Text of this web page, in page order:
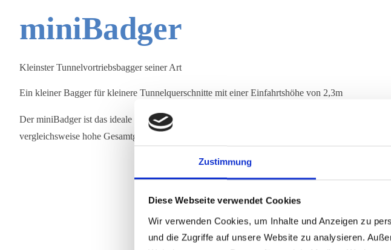
Zustimmung
Diese Webseite verwendet Cookies
Wir verwenden Cookies, um Inhalte und Anzeigen zu
und die Zugriffe auf unsere Website zu analysieren.
miniBadger
Kleinster Tunnelvortriebsbagger seiner Art
Ein kleiner Bagger für kleinere Tunnelquerschnitte mit einer Einfahrtshöhe von 2,3m
Der miniBadger ist das ideale Einsatzgerät für Tunnelquerschnitte ab 6,2 m². Das kompakte
vergleichsweise hohe Gesamtgewicht von rund 12 Tonnen erzeugt eine hohe Losbrech- und